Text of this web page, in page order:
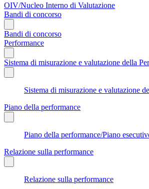
OIV/Nucleo Interno di Valutazione
Bandi di concorso
Bandi di concorso
Performance
Sistema di misurazione e valutazione della
Sistema di misurazione e valutazione
Piano della performance
Piano della performance/Piano
Relazione sulla performance
Relazione sulla performance